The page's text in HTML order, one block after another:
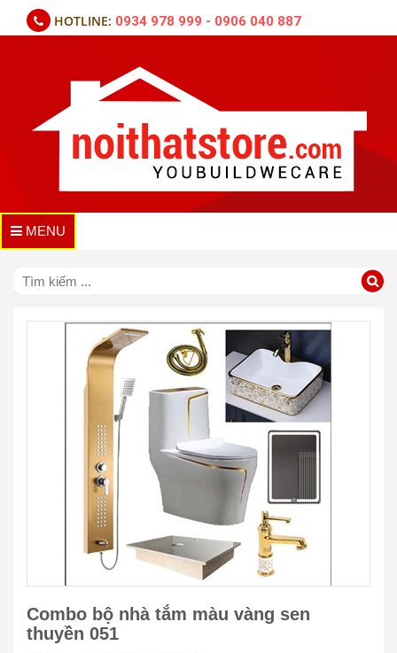
HOTLINE: 0934 978 999 - 0906 040 887
MENU
Combo bộ nhà tắm màu vàng sen
thuyền 051